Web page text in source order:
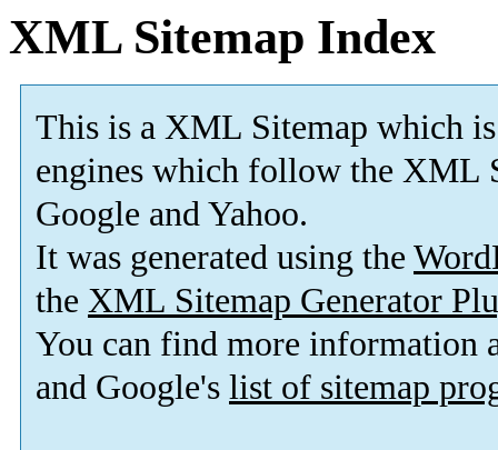
XML Sitemap Index
This is a XML Sitemap which is
engines which follow the XML
Google and Yahoo.
It was generated using the
the XML Sitemap Generator
You can find more information
and Google's list of sitemap